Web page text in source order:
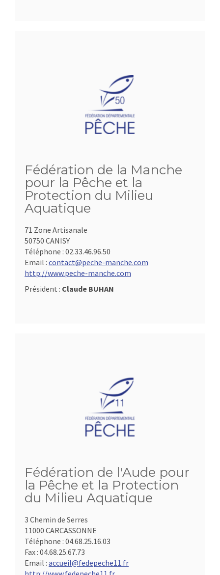
Fédération de la Manche
pour la Pêche et la
Protection du Milieu
Aquatique
71 Zone Artisanale
50750 CANISY
Téléphone : 02.33.46.96.50
Email : contact@peche-manche.com
http://www.peche-manche.com
Président : Claude BUHAN
Fédération de l'Aude pour
la Pêche et la Protection
du Milieu Aquatique
3 Chemin de Serres
11000 CARCASSONNE
Téléphone : 04.68.25.16.03
Fax : 04.68.25.67.73
Email : accueil@fedepeche11.fr